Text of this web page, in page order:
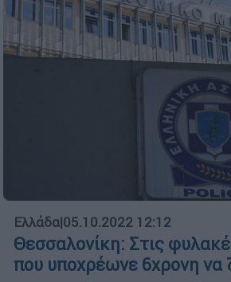
Ελλάδα|05.10.2022 12:12
Θεσσαλονίκη: Στις
που υποχρέωνε 6χρονη να